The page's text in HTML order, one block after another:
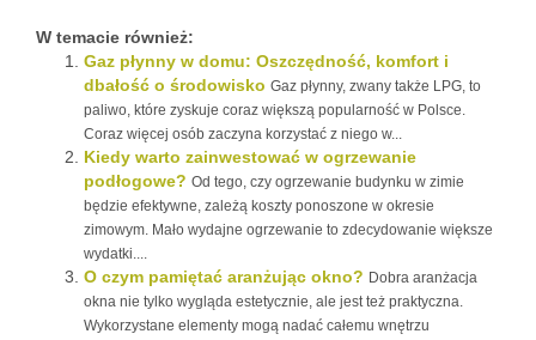
W temacie również:
Gaz płynny w domu: Oszczędność, komfort i
dbałość o środowisko Gaz płynny, zwany także LPG, to
paliwo, które zyskuje coraz większą popularność w Polsce.
Coraz więcej osób zaczyna korzystać z niego w...
Kiedy warto zainwestować w ogrzewanie
podłogowe? Od tego, czy ogrzewanie budynku w zimie
będzie efektywne, zależą koszty ponoszone w okresie
zimowym. Mało wydajne ogrzewanie to zdecydowanie większe
wydatki....
O czym pamiętać aranżując okno? Dobra aranżacja
okna nie tylko wygląda estetycznie, ale jest też praktyczna.
Wykorzystane elementy mogą nadać całemu wnętrzu